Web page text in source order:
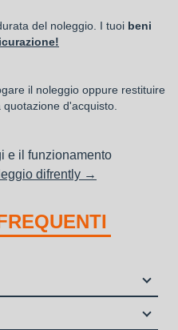
del noleggio. I tuoi beni
il noleggio oppure restituire
d'acquisto.
e il funzionamento
difrently →
è una soluzione che